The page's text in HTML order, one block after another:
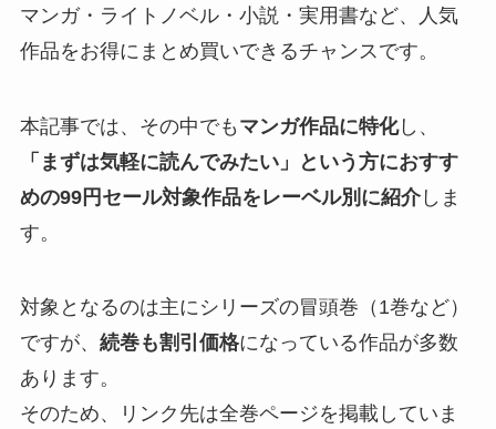
マンガ・ライトノベル・小説・実用書など、人気
作品をお得にまとめ買いできるチャンスです。
本記事では、その中でも マンガ作品に特化し、
「まずは気軽に読んでみたい」という方におすす
めの99円セール対象作品をレーベル別に紹介しま
す。
対象となるのは主にシリーズの冒頭巻（1巻など）
ですが、 続巻も割引価格になっている作品が多数
あります。
そのため、リンク先は全巻ページを掲載していま